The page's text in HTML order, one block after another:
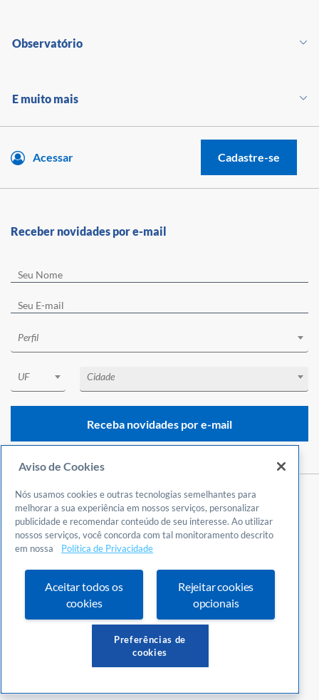
Observatório
E muito mais
Acessar Cadastre-se
Central de Atendimento
0800 570 0800
24 horas por dia
Fale Conosco
Ouvidoria
Definições de cookies
Receber novidades por e-mail
Perfil
UF Cidade
Receba novidades por e-mail
Aviso de Cookies
Nós usamos cookies e outras tecnologias semelhantes para
melhorar a sua experiência em nossos serviços, personalizar
publicidade e recomendar conteúdo de seu interesse. Ao utilizar
nossos serviços, você concorda com tal monitoramento descrito
em nossa
Política de Privacidade
Aceitar todos os
cookies
Rejeitar cookies
opcionais
Preferências de
cookies